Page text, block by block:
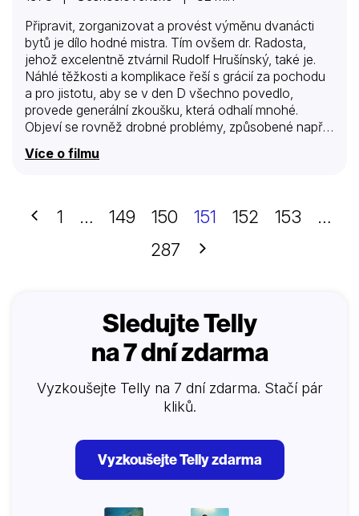
Připravit, zorganizovat a provést výměnu dvanácti
bytů je dílo hodné mistra. Tím ovšem dr. Radosta,
jehož excelentně ztvárnil Rudolf Hrušínský, také je.
Náhlé těžkosti a komplikace řeší s grácií za pochodu
a pro jistotu, aby se v den D všechno povedlo,
provede generální zkoušku, která odhalí mnohé.
Objeví se rovněž drobné problémy, způsobené např.
svatbou objednanou na nevhodný termín nebo
váháním některých účastníků akce…
Více o filmu
Předchozí
1 … 149 150 151 152 153
…
287
Další
Sledujte Telly
na 7 dní zdarma
Vyzkoušejte Telly na 7 dní zdarma. Stačí pár
kliků.
Vyzkoušejte Telly zdarma